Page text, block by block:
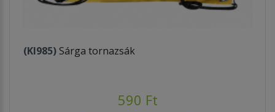
(KI985) Sárga tornazsák
590 Ft